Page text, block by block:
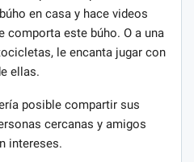
en casa y hace videos
este búho. O a una
le encanta jugar con
ellas.
posible compartir sus
cercanas y amigos
intereses.